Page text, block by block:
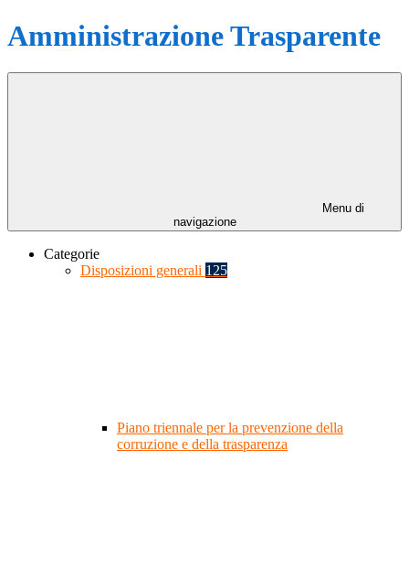
Amministrazione Trasparente
Menu di
navigazione
Categorie
Disposizioni generali 125
Piano triennale per la prevenzione della
corruzione e della trasparenza